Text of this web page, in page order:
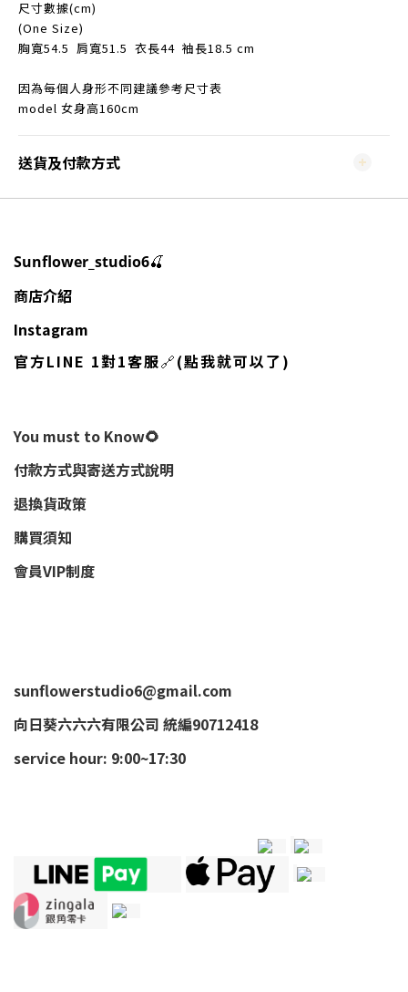
尺寸數據(cm)
(One Size)
胸寬54.5 肩寬51.5 衣長44 袖長18.5 cm
因為每個人身形不同建議參考尺寸表
model 女身高160cm
送貨及付款方式
Sunflower_studio6🍒
商店介紹
Instagram
官方LINE 1對1客服🔗(點我就可以了)
You must to Know🌻
付款方式與寄送方式說明
退換貨政策
購買須知
會員VIP制度
sunflowerstudio6@gmail.com
向日葵六六六有限公司 統編90712418
service hour: 9:00~17:30